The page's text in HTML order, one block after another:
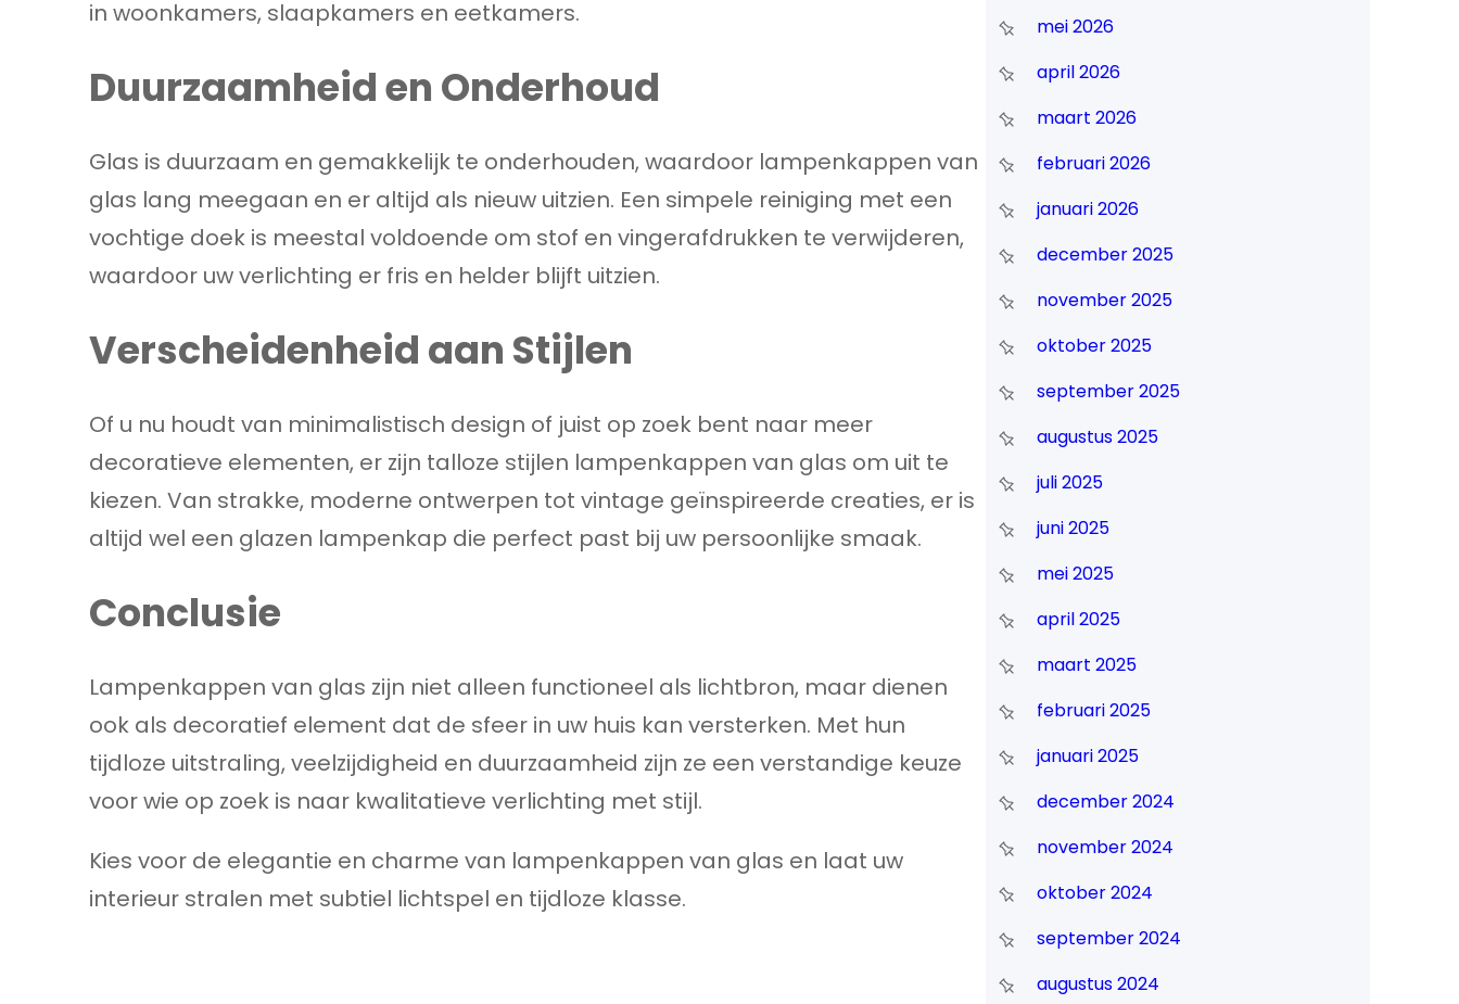
in woonkamers, slaapkamers en eetkamers.
Duurzaamheid en Onderhoud
Glas is duurzaam en gemakkelijk te onderhouden, waardoor lampenkappen van
glas lang meegaan en er altijd als nieuw uitzien. Een simpele reiniging met een
vochtige doek is meestal voldoende om stof en vingerafdrukken te verwijderen,
waardoor uw verlichting er fris en helder blijft uitzien.
Verscheidenheid aan Stijlen
Of u nu houdt van minimalistisch design of juist op zoek bent naar meer
decoratieve elementen, er zijn talloze stijlen lampenkappen van glas om uit te
kiezen. Van strakke, moderne ontwerpen tot vintage geïnspireerde creaties, er is
altijd wel een glazen lampenkap die perfect past bij uw persoonlijke smaak.
Conclusie
Lampenkappen van glas zijn niet alleen functioneel als lichtbron, maar dienen
ook als decoratief element dat de sfeer in uw huis kan versterken. Met hun
tijdloze uitstraling, veelzijdigheid en duurzaamheid zijn ze een verstandige keuze
voor wie op zoek is naar kwalitatieve verlichting met stijl.
Kies voor de elegantie en charme van lampenkappen van glas en laat uw
interieur stralen met subtiel lichtspel en tijdloze klasse.
mei 2026
april 2026
maart 2026
februari 2026
januari 2026
december 2025
november 2025
oktober 2025
september 2025
augustus 2025
juli 2025
juni 2025
mei 2025
april 2025
maart 2025
februari 2025
januari 2025
december 2024
november 2024
oktober 2024
september 2024
augustus 2024